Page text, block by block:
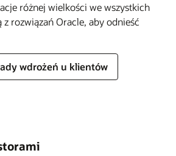
różnej wielkości we wszystkich
z rozwiązań Oracle, aby odnieść
wdrożeń u klientów